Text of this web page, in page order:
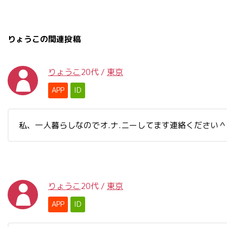
りょうこの関連投稿
りょうこ20代 / 東京
APP ID
私、一人暮らしなのでオ.ナ.ニーしてます連絡ください＾
りょうこ20代 / 東京
APP ID